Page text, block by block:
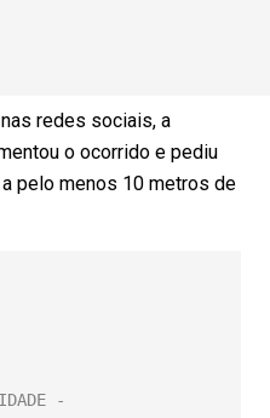
redes sociais, a
o ocorrido e pediu
pelo menos 10 metros de